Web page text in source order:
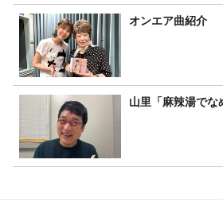
オンエア曲紹介
山里「麻辣湯でな